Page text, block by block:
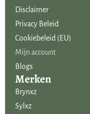
Disclaimer
Privacy Beleid
Cookiebeleid (EU)
Mijn account
Blogs
Merken
Brynxz
Sylxz